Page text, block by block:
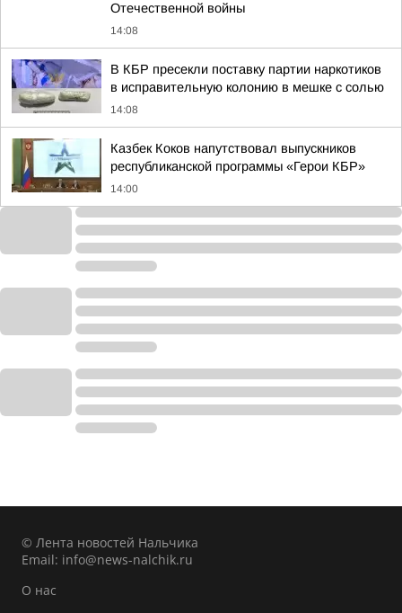
Отечественной войны
14:08
В КБР пресекли поставку партии наркотиков
в исправительную колонию в мешке с солью
14:08
Казбек Коков напутствовал выпускников
республиканской программы «Герои КБР»
14:00
© Лента новостей Нальчика
Email: info@news-nalchik.ru
О нас